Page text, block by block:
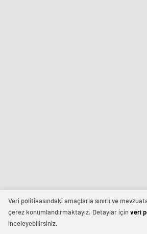
Veri politikasındaki amaçlarla sınırlı ve
çerez konumlandırmaktayız. Detaylar içinveri
inceleyebilirsiniz.